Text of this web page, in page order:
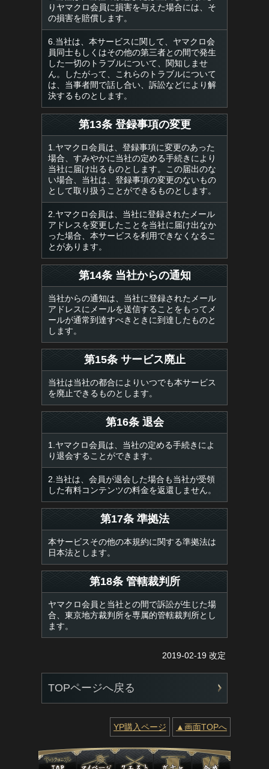
りヤマクロ会員に損害を与えた場合には、そ
の損害を賠償します。
6.当社は、本サービスに関して、ヤマクロ会
員同士もしくはその他の第三者との間で発生
した一切のトラブルについて、関知しませ
ん。したがって、これらのトラブルについて
は、当事者間で話し合い、訴訟などにより解
決するものとします。
第13条 登録事項の変更
1.ヤマクロ会員は、登録事項に変更のあった
場合、すみやかに当社の定める手続きにより
当社に届け出るものとします。この届出のな
い場合、当社は、登録事項の変更のないもの
として取り扱うことができるものとします。
2.ヤマクロ会員は、当社に登録されたメール
アドレスを変更したことを当社に届け出なか
った場合、本サービスを利用できなくなるこ
とがあります。
第14条 当社からの通知
当社からの通知は、当社に登録されたメール
アドレスにメールを送信することをもってメ
ールが通常到達すべきときに到達したものと
します。
第15条 サービス廃止
当社は当社の都合によりいつでも本サービス
を廃止できるものとします。
第16条 退会
1.ヤマクロ会員は、当社の定める手続きによ
り退会することができます。
2.当社は、会員が退会した場合も当社が受領
した有料コンテンツの料金を返還しません。
第17条 準拠法
本サービスその他の本規約に関する準拠法は
日本法とします。
第18条 管轄裁判所
ヤマクロ会員と当社との間で訴訟が生じた場
合、東京地方裁判所を専属的管轄裁判所とし
ます。
2019-02-19 改定
TOPページへ戻る
YP購入ページ ▲画面TOPへ